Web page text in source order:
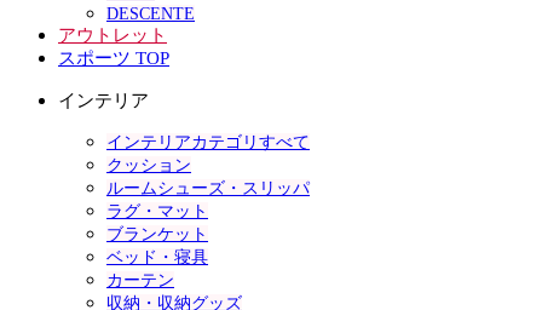
DESCENTE
アウトレット
スポーツ TOP
インテリア
インテリアカテゴリすべて
クッション
ルームシューズ・スリッパ
ラグ・マット
ブランケット
ベッド・寝具
カーテン
収納・収納グッズ